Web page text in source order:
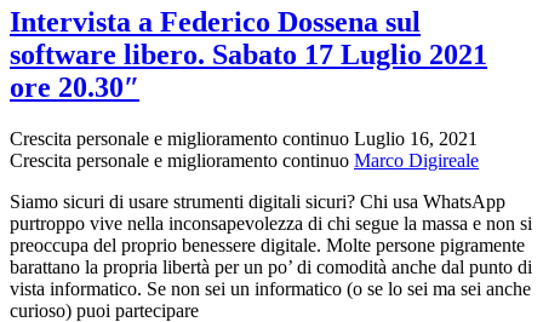
browsers
per
la
tua
sicurezza
Intervista a Federico Dossena sul
software libero. Sabato 17 Luglio 2021
ore 20.30″
Crescita personale e miglioramento continuo Luglio 16, 2021
Crescita personale e miglioramento continuo Marco Digireale
Siamo sicuri di usare strumenti digitali sicuri? Chi usa WhatsApp
purtroppo vive nella inconsapevolezza di chi segue la massa e non si
preoccupa del proprio benessere digitale. Molte persone pigramente
barattano la propria libertà per un po’ di comodità anche dal punto di
vista informatico. Se non sei un informatico (o se lo sei ma sei anche
curioso) puoi partecipare